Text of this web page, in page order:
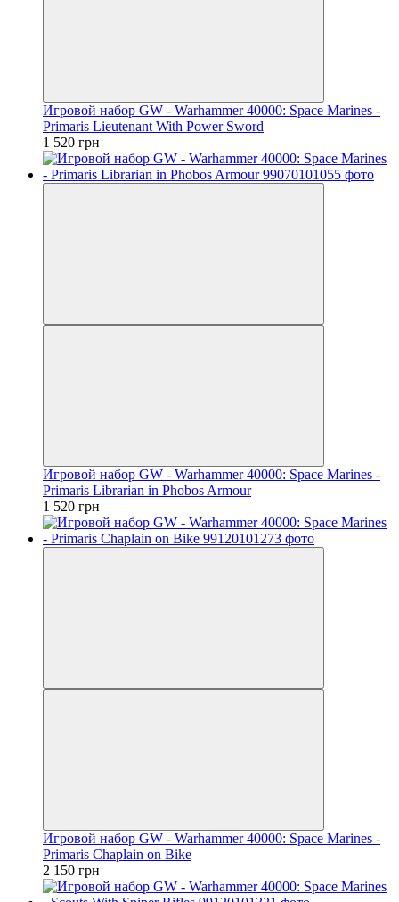
Игровой набор GW - Warhammer 40000: Space Marines -
Primaris Lieutenant With Power Sword
1 520 грн
Игровой набор GW - Warhammer 40000: Space Marines -
Primaris Librarian in Phobos Armour
1 520 грн
Игровой набор GW - Warhammer 40000: Space Marines -
Primaris Chaplain on Bike
2 150 грн